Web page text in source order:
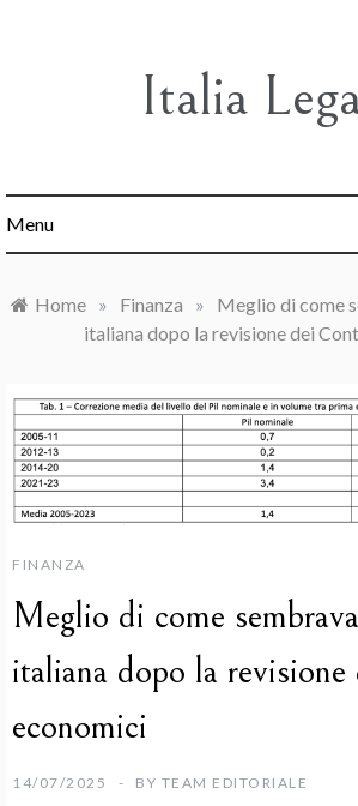
Italia
Menu
Home » Finanza »
Meglio di come
italiana dopo la revisione dei
FINANZA
Meglio di come
italiana dopo la
economici
14/07/2025 BY TEAM EDITORIALE